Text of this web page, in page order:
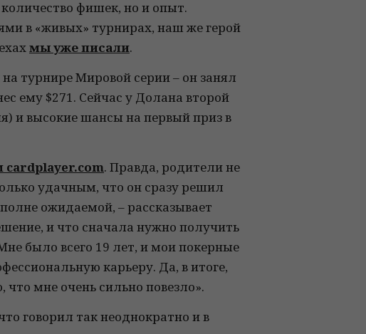
фишек, но и опыт.
в «живых» турнирах, наш же герой
мы уже писали.
турнире Мировой серии – он занял
ему $271. Сейчас у Долана второй
и высокие шансы на первый приз в
cardplayer.com. Правда, родители не
удачным, что он сразу решил
ожидаемой, – рассказывает
и что сначала нужно получить
было всего 19 лет, и мои покерные
карьеру. Да, в итоге,
мне очень сильно повезло».
говорил так неоднократно и в